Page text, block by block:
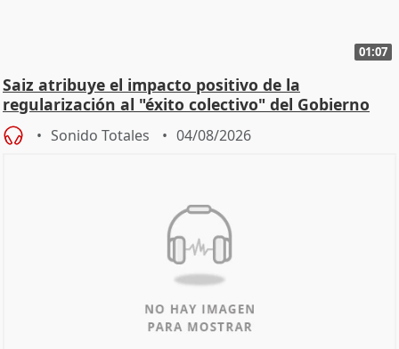
01:07
Saiz atribuye el impacto positivo de la
regularización al "éxito colectivo" del Gobierno
Sonido Totales 04/08/2026